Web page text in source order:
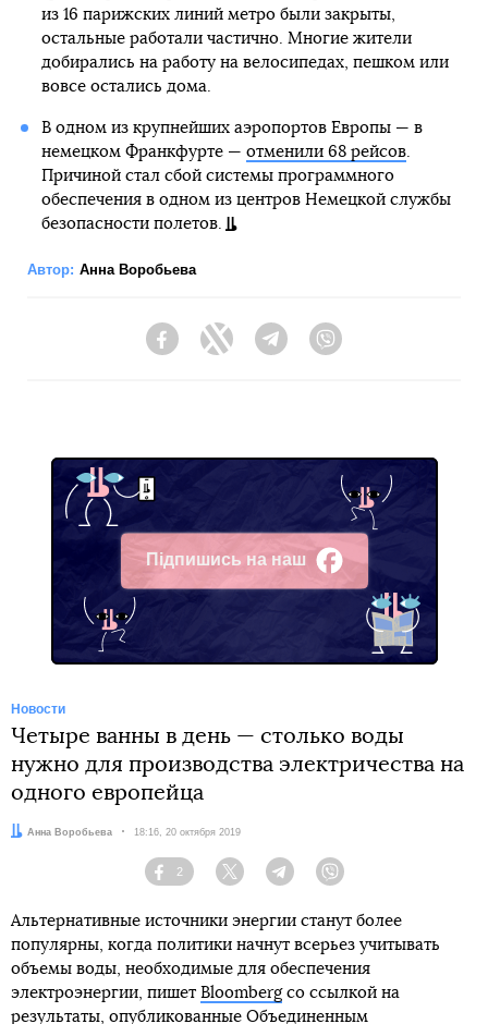
из 16 парижских линий метро были закрыты,
остальные работали частично. Многие жители
добирались на работу на велосипедах, пешком или
вовсе остались дома.
В одном из крупнейших аэропортов Европы — в
немецком Франкфурте — отменили 68 рейсов.
Причиной стал сбой системы программного
обеспечения в одном из центров Немецкой службы
безопасности полетов.
Автор: Анна Воробьева
FacebookTwitter Telegram
Підпишись на наш
Facebook
Новости
Четыре ванны в день — столько воды
нужно для производства электричества на
одного европейца
Автор:
Анна Воробьева Дата:
18:16, 20 октября 2019
Facebook
2
Twitter TelegramViber
Альтернативные источники энергии станут более
популярны, когда политики начнут всерьез учитывать
объемы воды, необходимые для обеспечения
электроэнергии, пишет Bloombergсо ссылкой на
результаты, опубликованные Объединенным